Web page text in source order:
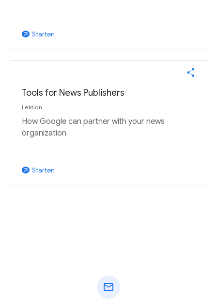
arrow_outward Starten
Tools for News Publishers
Lektion
How Google can partner with your news
organization
arrow_outward Starten
mail